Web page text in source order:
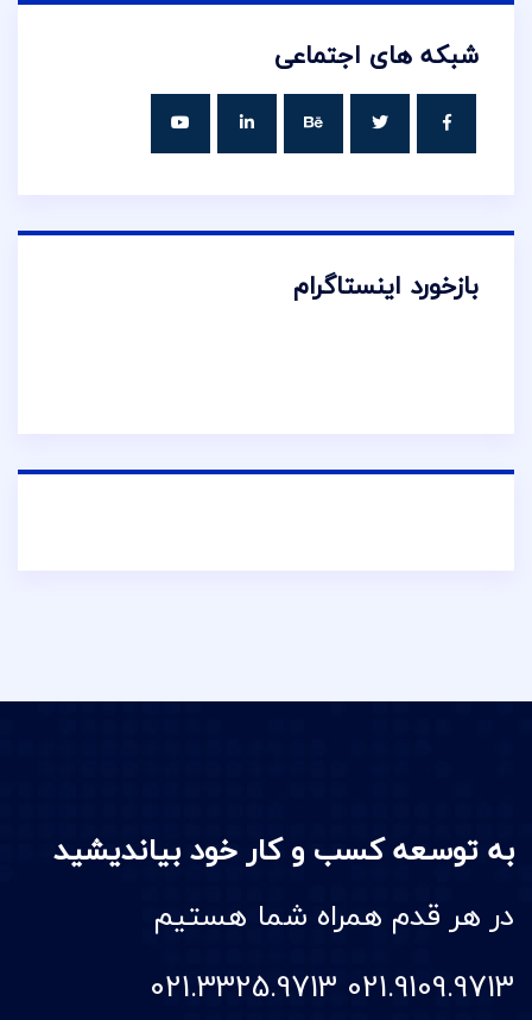
شبکه های اجتماعی
بازخورد اینستاگرام
به توسعه کسب و کار خود بیاندیشید
در هر قدم همراه شما هستیم
021.9109.9713 021.3325.9713